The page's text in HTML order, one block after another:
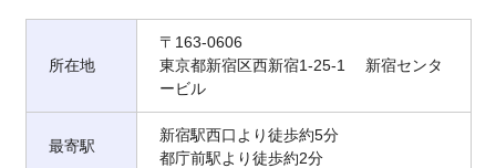
所在地
〒163-0606
東京都新宿区西新宿1-25-1 新宿センタ
ービル
最寄駅
新宿駅西口より徒歩約5分
都庁前駅より徒歩約2分